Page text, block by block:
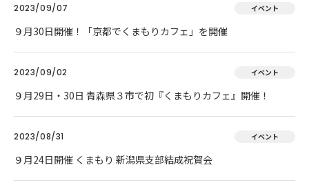
2023/09/07 イベント
９月30日開催！「京都でくまもりカフェ」を開催
2023/09/02 イベント
９月29日・30日 青森県３市で初『くまもりカフェ』開催！
2023/08/31 イベント
９月24日開催 くまもり 新潟県支部結成祝賀会